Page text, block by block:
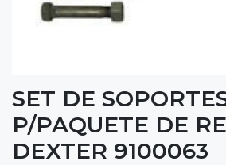
SET DE
P/PAQUETE DE
DEXTER 9100063